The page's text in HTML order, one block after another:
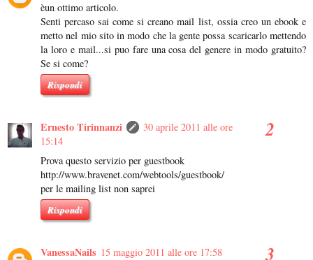
èun ottimo articolo.
Senti percaso sai come si creano mail list, ossia creo un ebook e
metto nel mio sito in modo che la gente possa scaricarlo mettendo
la loro e mail...si puo fare una cosa del genere in modo gratuito?
Se si come?
Rispondi
Ernesto Tirinnanzi
30 aprile 2011 alle ore
15:14
Prova questo servizio per guestbook
http://www.bravenet.com/webtools/guestbook/
per le mailing list non saprei
Rispondi
VanessaNails 15 maggio 2011 alle ore 17:58